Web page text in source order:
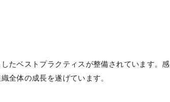
たベストプラクティスが整備されています。感
全体の成長を遂げています。